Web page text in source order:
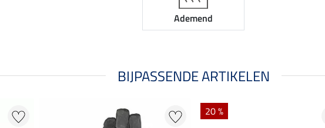
Ademend
BIJPASSENDE ARTIKELEN
20 %